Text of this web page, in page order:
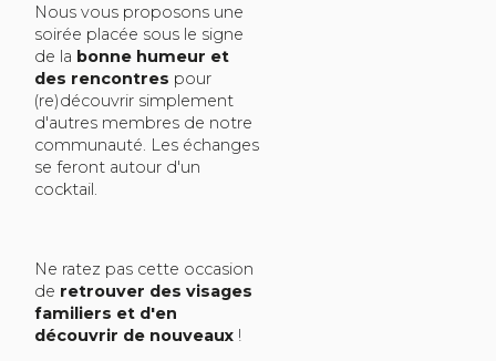
Nous vous proposons une
soirée placée sous le signe
de la bonne humeur et
des rencontres pour
(re)découvrir simplement
d'autres membres de notre
communauté. Les échanges
se feront autour d'un
cocktail.
Ne ratez pas cette occasion
de retrouver des visages
familiers et d'en
découvrir de nouveaux !